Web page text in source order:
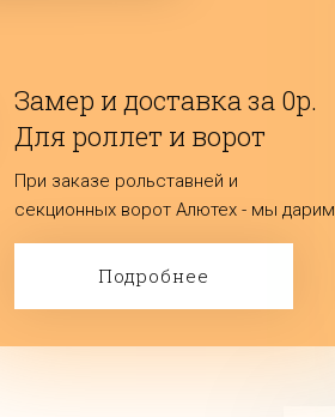
Замер и доставка за 0р.
Для роллет и ворот
(секционных)
При заказе рольставней и
секционных ворот Алютех - мы дарим
замер и доставку изделий.
Подробнее